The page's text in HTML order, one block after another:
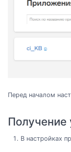
Перед началом
Получение
В настройках